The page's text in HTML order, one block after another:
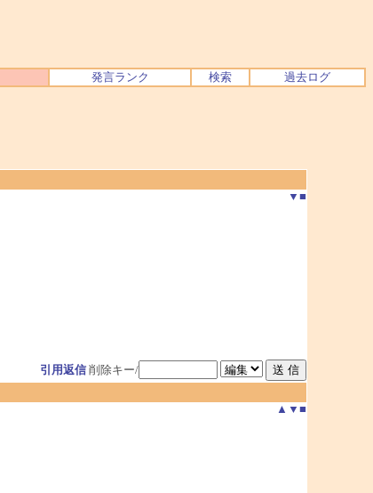
発言ランク 検索 過去ログ
▼ ■
引用返信 削除キー/
▲ ▼ ■